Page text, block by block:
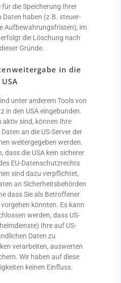
die Speicherung Ihrer
Daten haben (z.B. steuer-
Aufbewahrungsfristen); im
die Löschung nach
Gründe.
in die
USA
unter anderem Tools von
in den USA eingebunden.
aktiv sind, können Ihre
an die US-Server der
weitergegeben werden.
dass die USA kein sicherer
EU-Datenschutzrechts
sind dazu verpflichtet,
an Sicherheitsbehörden
dass Sie als Betroffener
könnten. Es kann
werden, dass US-
Ihre auf US-
Daten zu
verarbeiten, auswerten
Wir haben auf diese
keinen Einfluss.